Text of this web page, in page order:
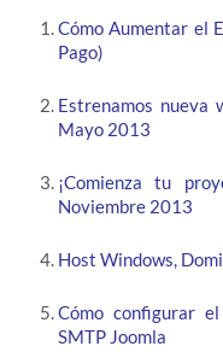
Cómo Aumentar el
Pago)
Estrenamos nueva
Mayo 2013
¡Comienza tu
Noviembre 2013
Host Windows,
Cómo configurar
SMTP Joomla